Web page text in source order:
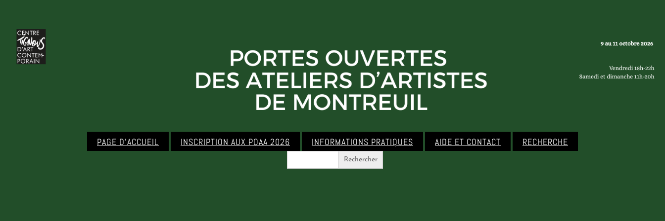
PAGE D’ACCUEIL INSCRIPTION AUX POAA 2026 INFORMATIONS PRATIQUES AIDE ET CONTACT RECHERCHE
Search